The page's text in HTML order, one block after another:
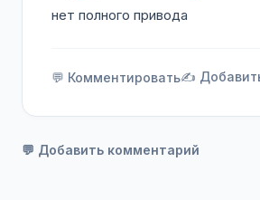
нет полного привода
💬 Комментировать✍️
💬 Добавить комментарий